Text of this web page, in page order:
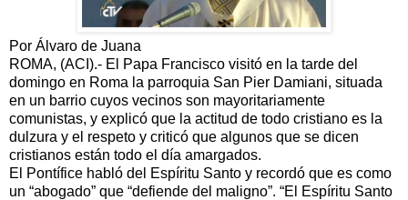
Por Álvaro de Juana
ROMA, (ACI).- El Papa Francisco visitó en la tarde del
domingo en Roma la parroquia San Pier Damiani, situada
en un barrio cuyos vecinos son mayoritariamente
comunistas, y explicó que la actitud de todo cristiano es la
dulzura y el respeto y criticó que algunos que se dicen
cristianos están todo el día amargados.
El Pontífice habló del Espíritu Santo y recordó que es como
un “abogado” que “defiende del maligno”. “El Espíritu Santo